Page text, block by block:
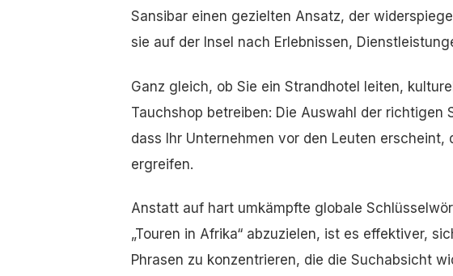
Sansibar einen gezielten Ansatz, der
sie auf der Insel nach Erlebnissen,
Ganz gleich, ob Sie ein Strandhotel leiten,
Tauchshop betreiben: Die Auswahl der richtigen
dass Ihr Unternehmen vor den Leuten erscheint,
ergreifen.
Anstatt auf hart umkämpfte globale
„Touren in Afrika“ abzuzielen, ist es effektiver,
Phrasen zu konzentrieren, die die Suchabsicht